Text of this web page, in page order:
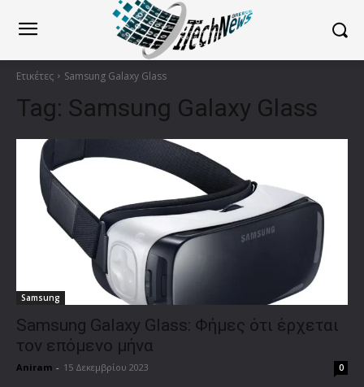
Ετικέτες Samsung Galaxy Glass
Tag: Samsung Galaxy Glass
Samsung
Samsung Galaxy Glass: Φήμες ότι έρχεται
τον επόμενο μήνα
Aniram - 15 Δεκεμβρίου 2023 0